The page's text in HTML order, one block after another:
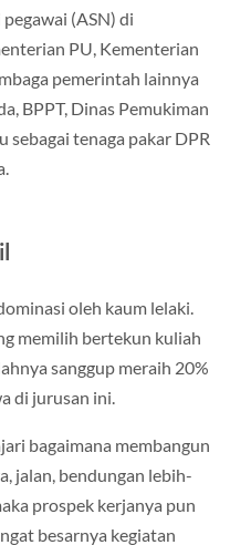
(ASN) di
PU, Kementerian
pemerintah lainnya
BPPT, Dinas Pemukiman
sebagai tenaga pakar DPR
oleh kaum lelaki.
memilih bertekun kuliah
sanggup meraih 20%
di jurusan ini.
bagaimana membangun
jalan, bendungan lebih-
prospek kerjanya pun
besarnya kegiatan